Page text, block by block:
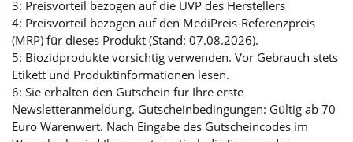
3: Preisvorteil bezogen auf die UVP des Herstellers
4: Preisvorteil bezogen auf den MediPreis-Referenzpreis
(MRP) für dieses Produkt (Stand: 07.08.2026).
5: Biozidprodukte vorsichtig verwenden. Vor Gebrauch stets
Etikett und Produktinformationen lesen.
6: Sie erhalten den Gutschein für Ihre erste
Newsletteranmeldung. Gutscheinbedingungen: Gültig ab 70
Euro Warenwert. Nach Eingabe des Gutscheincodes im